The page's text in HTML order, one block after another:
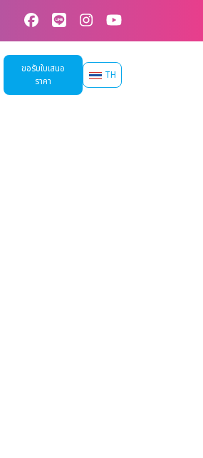
ขอรับใบเสนอ
ราคา
TH